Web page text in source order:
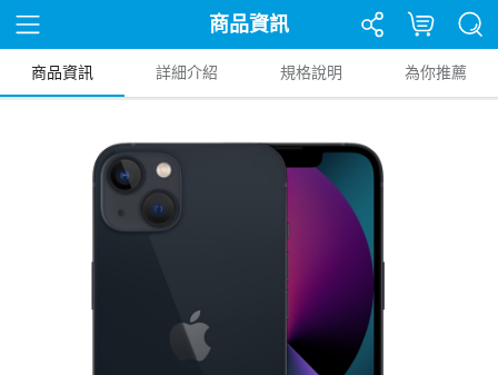
商品資訊
商品資訊 詳細介紹 規格說明 為你推薦